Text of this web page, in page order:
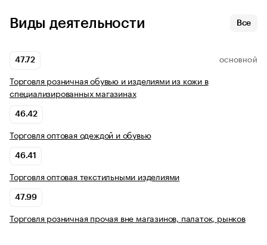
Виды деятельности Все
47.72 ОСНОВНОЙ
Торговля розничная обувью и изделиями из кожи в
специализированных магазинах
46.42
Торговля оптовая одеждой и обувью
46.41
Торговля оптовая текстильными изделиями
47.99
Торговля розничная прочая вне магазинов, палаток, рынков